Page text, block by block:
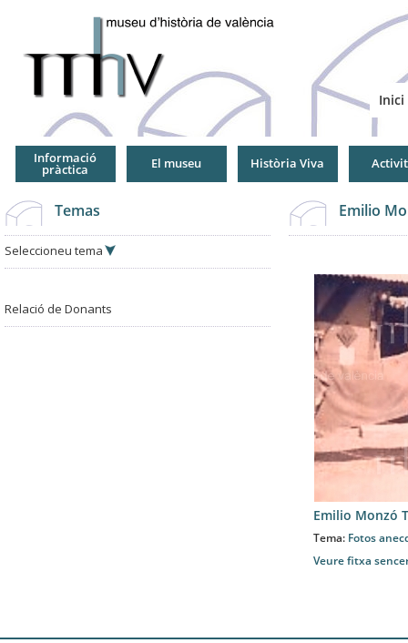
Inici
Informació
pràctica El museu Història Viva
Temas
Seleccioneu tema
Relació de Donants
Emilio
Emilio Monzó
Tema: Fotos
Veure fitxa